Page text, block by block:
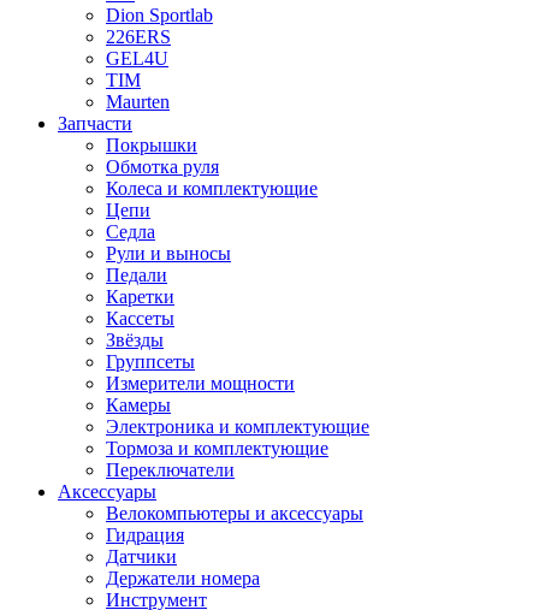
Dion Sportlab
226ERS
GEL4U
TIM
Maurten
Запчасти
Покрышки
Обмотка руля
Колеса и комплектующие
Цепи
Седла
Рули и выносы
Педали
Каретки
Кассеты
Звёзды
Группсеты
Измерители мощности
Камеры
Электроника и комплектующие
Тормоза и комплектующие
Переключатели
Аксессуары
Велокомпьютеры и аксессуары
Гидрация
Датчики
Держатели номера
Инструмент